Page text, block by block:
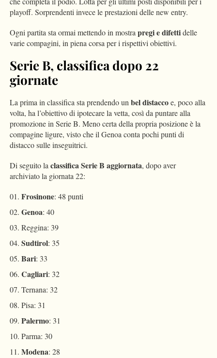
playoff. Sorprendenti invece le prestazioni delle new entry.
Ogni partita sta ormai mettendo in mostrapregi e difettidelle
varie compagini, in piena corsa per i rispettivi obiettivi.
Serie B, classifica dopo 22
giornate
La prima in classifica sta prendendo unbel distaccoe, poco alla
volta, ha l’obiettivo di ipotecare la vetta, così da puntare alla
promozione in Serie B. Meno certa della propria posizione è la
compagine ligure, visto che il Genoa conta pochi punti di
distacco sulle inseguitrici.
Di seguito laclassifica Serie B aggiornata, dopo aver
archiviato la giornata 22:
Frosinone: 48 punti
Genoa: 40
Reggina: 39
Sudtirol: 35
Bari: 33
Cagliari: 32
Ternana: 32
Pisa: 31
Palermo: 31
Parma: 30
Modena: 28